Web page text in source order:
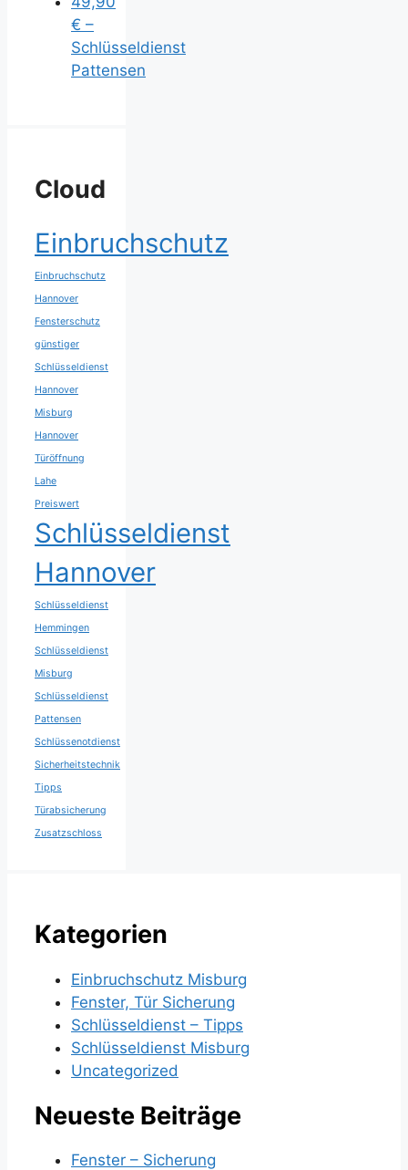
€ –
Schlüsseldienst
Pattensen
Cloud
Einbruchschutz
Einbruchschutz
Hannover
Fensterschutz
günstiger
Schlüsseldienst
Hannover
Misburg
Hannover
Türöffnung
Lahe
Preiswert
Schlüsseldienst
Hannover
Schlüsseldienst
Hemmingen
Schlüsseldienst
Misburg
Schlüsseldienst
Pattensen
Schlüssenotdienst
Sicherheitstechnik
Tipps
Türabsicherung
Zusatzschloss
Kategorien
Einbruchschutz Misburg
Fenster, Tür Sicherung
Schlüsseldienst – Tipps
Schlüsseldienst Misburg
Uncategorized
Neueste Beiträge
Fenster – Sicherung